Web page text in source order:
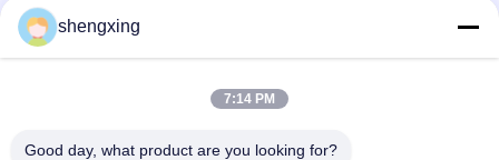
shengxing
7:14 PM
Good day, what product are you looking for?